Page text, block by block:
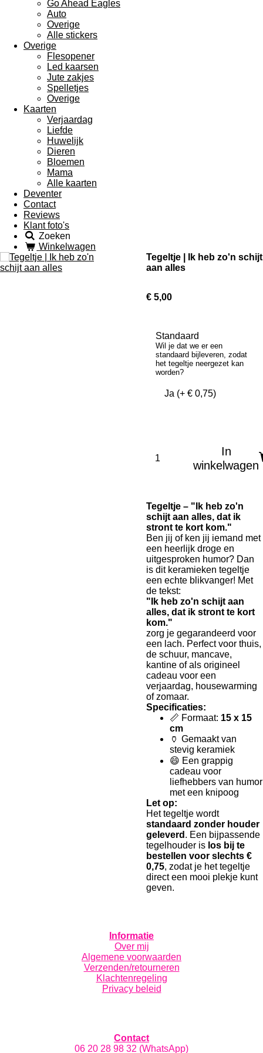
Go Ahead Eagles
Auto
Overige
Alle stickers
Overige
Flesopener
Led kaarsen
Jute zakjes
Spelletjes
Overige
Kaarten
Verjaardag
Liefde
Huwelijk
Dieren
Bloemen
Mama
Alle kaarten
Deventer
Contact
Reviews
Klant foto's
Zoeken
Winkelwagen
Tegeltje | Ik heb zo'n schijt
aan alles
€ 5,00
Standaard
Wil je dat we er een
standaard bijleveren, zodat
het tegeltje neergezet kan
worden?
In
winkelwagen
Tegeltje – "Ik heb zo'n
schijt aan alles, dat ik
stront te kort kom."
Ben jij of ken jij iemand met
een heerlijk droge en
uitgesproken humor? Dan
is dit keramieken tegeltje
een echte blikvanger! Met
de tekst:
"Ik heb zo'n schijt aan
alles, dat ik stront te kort
kom."
zorg je gegarandeerd voor
een lach. Perfect voor thuis,
de schuur, mancave,
kantine of als origineel
cadeau voor een
verjaardag, housewarming
of zomaar.
Specificaties:
📏 Formaat: 15 x 15
cm
🏺 Gemaakt van
stevig keramiek
😄 Een grappig
cadeau voor
liefhebbers van humor
met een knipoog
Let op:
Het tegeltje wordt
standaard zonder houder
geleverd . Een bijpassende
tegelhouder is los bij te
bestellen voor slechts €
0,75, zodat je het tegeltje
direct een mooi plekje kunt
geven.
Informatie
Over mij
Algemene voorwaarden
Verzenden/retourneren
Klachtenregeling
Privacy beleid
Contact
06 20 28 98 32 (WhatsApp)